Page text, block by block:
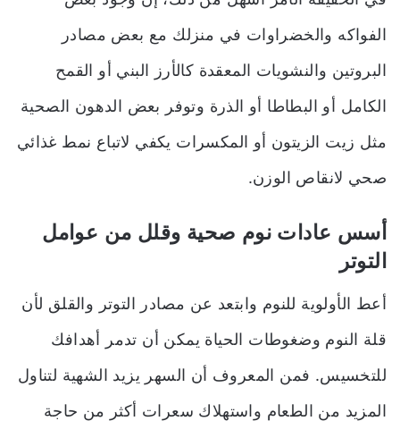
الفواكه والخضراوات في منزلك مع بعض مصادر
البروتين والنشويات المعقدة كالأرز البني أو القمح
الكامل أو البطاطا أو الذرة وتوفر بعض الدهون الصحية
مثل زيت الزيتون أو المكسرات يكفي لاتباع نمط غذائي
صحي لانقاص الوزن.
أسس عادات نوم صحية وقلل من عوامل
التوتر
أعط الأولوية للنوم وابتعد عن مصادر التوتر والقلق لأن
قلة النوم وضغوطات الحياة يمكن أن تدمر أهدافك
للتخسيس. فمن المعروف أن السهر يزيد الشهية لتناول
المزيد من الطعام واستهلاك سعرات أكثر من حاجة